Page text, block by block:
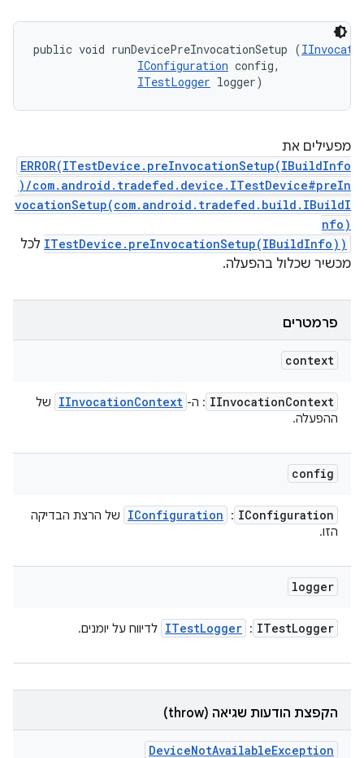
public void runDevicePreInvocationSetup (
IConfiguration config,
ITestLogger logger)
מפעילים את
ERROR(ITestDevice.preInvocationSetup(IBuildInfo
)/com.android.tradefed.device.ITestDevice#preIn
vocationSetup(com.android.tradefed.build.IBuildI
nfo)
ITestDevice.preInvocationSetup(IBuildInfo)) לכל
מכשיר שכלול בהפעלה.
פרמטרים
context
IInvocationContext : ה- IInvocationContext
של
ההפעלה.
config
IConfiguration
:
IConfiguration
של הרצת הבדיקה
הזו.
logger
ITestLogger
:
ITestLogger לדיווח על יומנים.
הקפצת הודעות שגיאה (throw)
DeviceNotAvailableException